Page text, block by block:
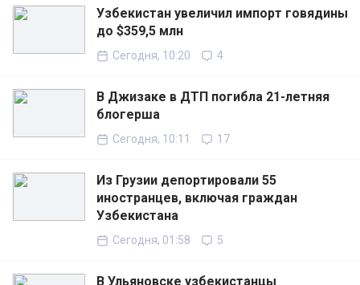
Узбекистан увеличил импорт говядины
до $359,5 млн
Сегодня, 10:20 4
В Джизаке в ДТП погибла 21-летняя
блогерша
Сегодня, 10:11 17
Из Грузии депортировали 55
иностранцев, включая граждан
Узбекистана
Сегодня, 01:58 5
В Ульяновске узбекистанцы